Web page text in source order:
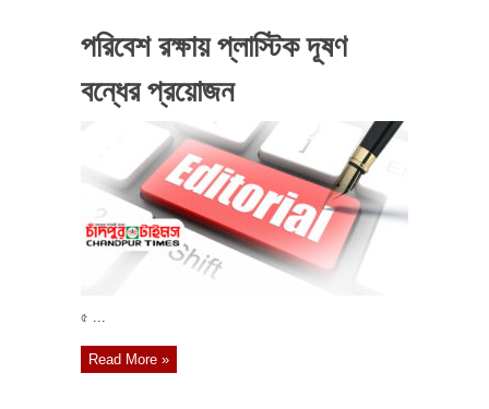
পরিবেশ রক্ষায় প্লাস্টিক দূষণ
বন্ধের প্রয়োজন
৫ ...
Read More »